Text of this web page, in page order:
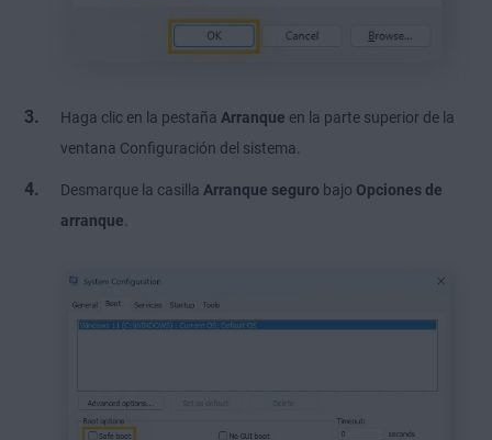
Haga clic en la pestaña Arranque en la parte superior de la
ventana Configuración del sistema.
Desmarque la casilla Arranque seguro bajo Opciones de
arranque.